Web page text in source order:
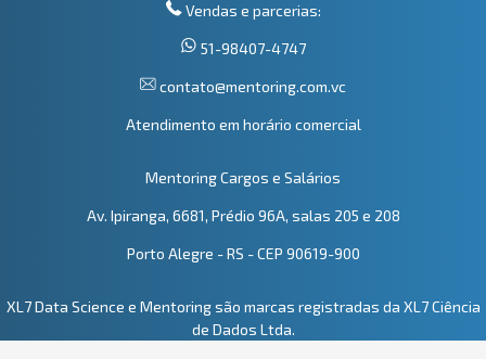
Vendas e parcerias:
51-98407-4747
contato@mentoring.com.vc
Atendimento em horário comercial
Mentoring Cargos e Salários
Av. Ipiranga, 6681, Prédio 96A, salas 205 e 208
Porto Alegre - RS - CEP 90619-900
XL7 Data Science e Mentoring são marcas registradas da XL7 Ciência
de Dados Ltda.